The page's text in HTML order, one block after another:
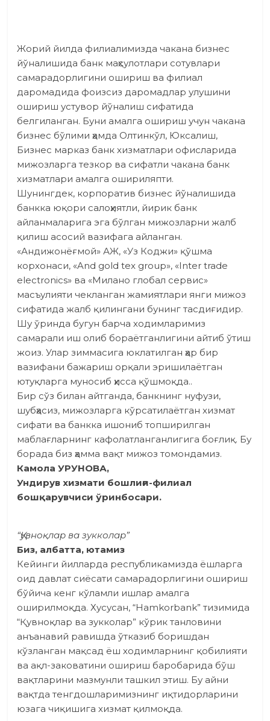
Жорий йилда филиалимизда чакана бизнес
йўналишида банк маҳсулотлари сотувлари
самарадорлигини ошириш ва филиал
даромадида фоизсиз даромадлар улушини
ошириш устувор йўналиш сифатида
белгиланган. Буни амалга ошириш учун чакана
бизнес бўлими ҳамда Олтинкўл, Юксалиш,
Бизнес марказ банк хизматлари офисларида
мижозларга тезкор ва сифатли чакана банк
хизматлари амалга ошириляпти.
Шунингдек, корпоратив бизнес йўналишида
банкка юқори салоҳиятли, йирик банк
айланмаларига эга бўлган мижозларни жалб
қилиш асосий вазифага айланган.
«Андижонёғмой» АЖ, «Уз Коджи» қўшма
корхонаси, «And gold tex group», «Inter trade
electronics» ва «Милано глобал сервис»
масъулияти чекланган жамиятлари янги мижоз
сифатида жалб қилингани бунинг тасдиғидир.
Шу ўринда бугун барча ходимларимиз
самарали иш олиб бораётганлигини айтиб ўтиш
жоиз. Улар зиммасига юклатилган ҳар бир
вазифани бажариш орқали эришилаётган
ютуқларга муносиб ҳисса қўшмоқда..
Бир сўз билан айтганда, банкнинг нуфузи,
шубҳасиз, мижозларга кўрсатилаётган xизмат
сифати ва банкка ишониб топширилган
маблағларнинг кафолатланганлигига боғлиқ. Бу
борада биз ҳамма вақт мижоз томондамиз.
Камола УРУНОВА,
Ундирув хизмати бошлиғи-филиал
бошқарувчиси ўринбосари.
“Қувноқлар ва зукколар”
Биз, албатта, ютамиз
Кейинги йилларда республикамизда ёшларга
оид давлат сиёсати самарадорлигини ошириш
бўйича кенг кўламли ишлар амалга
оширилмоқда. Хусусан, “Hamkorbank” тизимида
“Қувноқлар ва зукколар” кўрик танловини
анъанавий равишда ўтказиб боришдан
кўзланган мақсад ёш ходимларнинг қобилияти
ва ақл-заковатини ошириш баробарида бўш
вақтларини мазмунли ташкил этиш. Бу айни
вақтда тенгдошларимизнинг иқтидорларини
юзага чиқишига хизмат қилмоқда.